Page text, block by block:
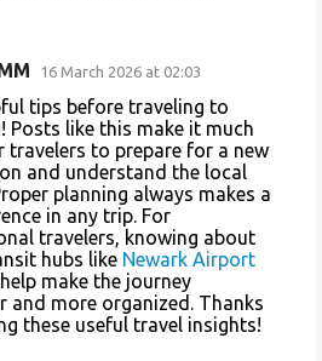
16 March 2026 at 02:03
tips before traveling to
Posts like this make it much
travelers to prepare for a new
and understand the local
planning always makes a
in any trip. For
travelers, knowing about
hubs like Newark Airport
make the journey
and more organized. Thanks
these useful travel insights!